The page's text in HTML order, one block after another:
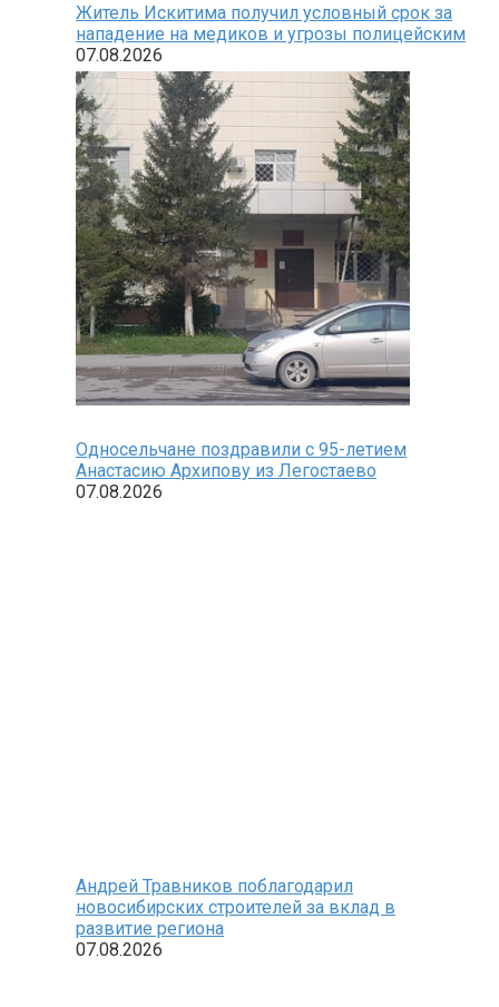
Житель Искитима получил условный срок за
нападение на медиков и угрозы полицейским
07.08.2026
Односельчане поздравили с 95-летием
Анастасию Архипову из Легостаево
07.08.2026
Андрей Травников поблагодарил
новосибирских строителей за вклад в
развитие региона
07.08.2026